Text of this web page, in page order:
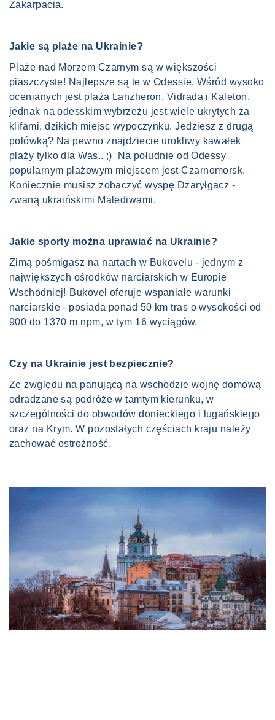
Zakarpacia.
Jakie są plaże na Ukrainie?
Plaże nad Morzem Czarnym są w większości
piaszczyste! Najlepsze są te w Odessie. Wśród wysoko
ocenianych jest plaża Lanzheron, Vidrada i Kaleton,
jednak na odesskim wybrzeżu jest wiele ukrytych za
klifami, dzikich miejsc wypoczynku. Jedziesz z drugą
połówką? Na pewno znajdziecie urokliwy kawałek
plaży tylko dla Was.. ;) Na południe od Odessy
popularnym plażowym miejscem jest Czarnomorsk.
Koniecznie musisz zobaczyć wyspę Dżaryłgacz -
zwaną ukraińskimi Malediwami.
Jakie sporty można uprawiać na Ukrainie?
Zimą pośmigasz na nartach w Bukovelu - jednym z
największych ośrodków narciarskich w Europie
Wschodniej! Bukovel oferuje wspaniałe warunki
narciarskie - posiada ponad 50 km tras o wysokości od
900 do 1370 m npm, w tym 16 wyciągów.
Czy na Ukrainie jest bezpiecznie?
Ze zwględu na panującą na wschodzie wojnę domową
odradzane są podróże w tamtym kierunku, w
szczególności do obwodów donieckiego i ługańskiego
oraz na Krym. W pozostałych częściach kraju należy
zachować ostrożność.